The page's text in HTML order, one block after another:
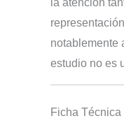
la atención
notablemente
estudio no es
Ficha Técnica